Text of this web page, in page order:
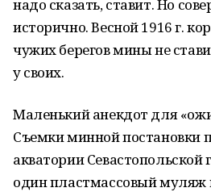
надо сказать, ставит. Но
исторично. Весной 1916 г.
чужих берегов мины не
у своих.
Маленький анекдот для
Съемки минной постановки
акватории
один пластмассовый